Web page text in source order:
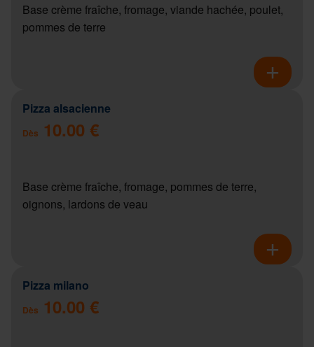
Base crème fraîche, fromage, viande hachée, poulet,
pommes de terre
Pizza alsacienne
Dès 10.00 €
Base crème fraîche, fromage, pommes de terre,
oignons, lardons de veau
Pizza milano
Dès 10.00 €